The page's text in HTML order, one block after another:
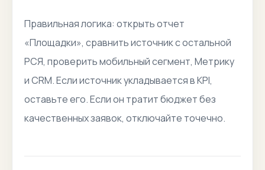
Правильная логика: открыть отчет
«Площадки», сравнить источник с остальной
РСЯ, проверить мобильный сегмент, Метрику
и CRM. Если источник укладывается в KPI,
оставьте его. Если он тратит бюджет без
качественных заявок, отключайте точечно.